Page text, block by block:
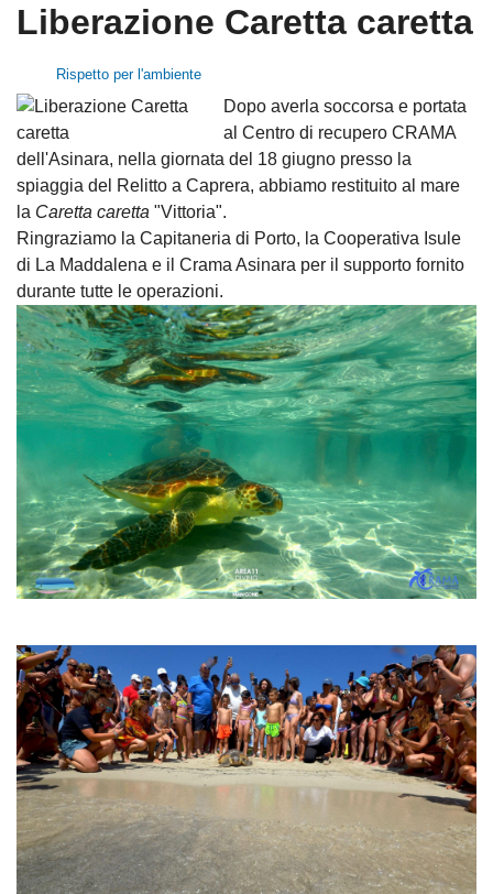
Liberazione Caretta caretta
Rispetto per l'ambiente
Dopo averla soccorsa e portata
al Centro di recupero CRAMA
dell'Asinara, nella giornata del 18 giugno presso la
spiaggia del Relitto a Caprera, abbiamo restituito al mare
la Caretta caretta "Vittoria".
Ringraziamo la Capitaneria di Porto, la Cooperativa Isule
di La Maddalena e il Crama Asinara per il supporto fornito
durante tutte le operazioni.